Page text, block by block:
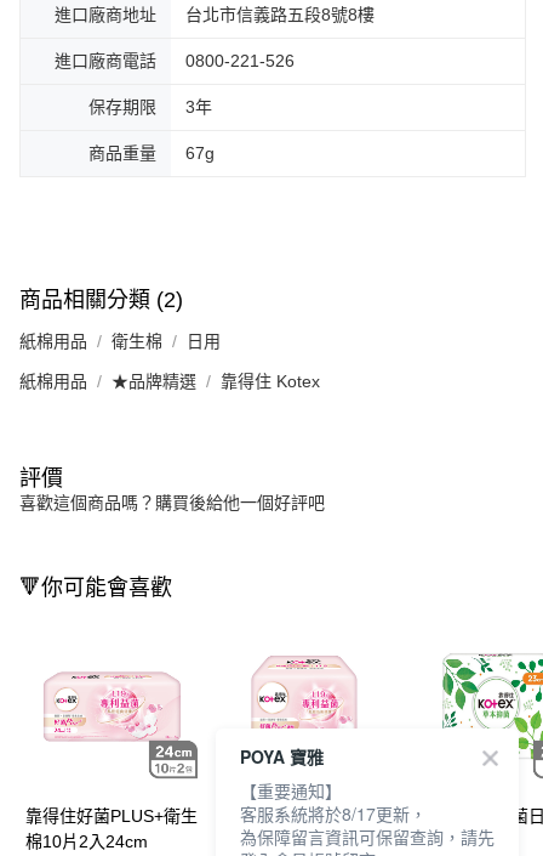
進口廠商地址 台北市信義路五段8號8樓
進口廠商電話 0800-221-526
保存期限 3年
商品重量 67g
商品相關分類 (2)
紙棉用品 衛生棉 日用
紙棉用品 ★品牌精選 靠得住 Kotex
評價
喜歡這個商品嗎？購買後給他一個好評吧
🔻你可能會喜歡
靠得住好菌PLUS+衛生
棉10片2入24cm
靠得住好菌PLUS+護墊
36片17.5cm
靠得住草本抑菌
片23cm
POYA 寶雅
【重要通知】
客服系統將於8/17更新，
為保障留言資訊可保留查詢，請先